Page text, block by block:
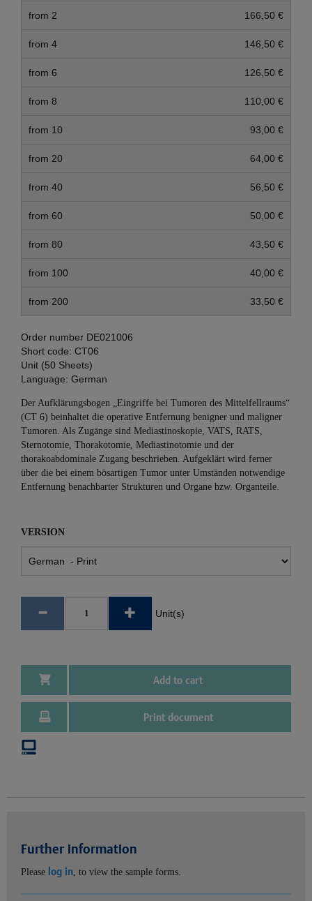
from 2 166,50 €
from 4 146,50 €
from 6 126,50 €
from 8 110,00 €
from 10 93,00 €
from 20 64,00 €
from 40 56,50 €
from 60 50,00 €
from 80 43,50 €
from 100 40,00 €
from 200 33,50 €
Order number DE021006
Short code: CT06
Unit (50 Sheets)
Language: German
Der Aufklärungsbogen „Eingriffe bei Tumoren des Mittelfellraums“
(CT 6) beinhaltet die operative Entfernung benigner und maligner
Tumoren. Als Zugänge sind Mediastinoskopie, VATS, RATS,
Sternotomie, Thorakotomie, Mediastinotomie und der
thorakoabdominale Zugang beschrieben. Aufgeklärt wird ferner
über die bei einem bösartigen Tumor unter Umständen notwendige
Entfernung benachbarter Strukturen und Organe bzw. Organteile.
VERSION
Unit(s)
Add to cart
Print document
Further information
Please log in, to view the sample forms.